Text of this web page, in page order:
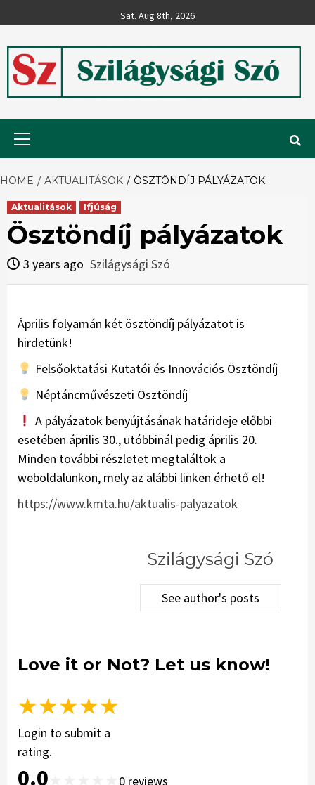
to
Sat. Aug 8th, 2026
Szilágysági
Szó
HOME AKTUALITÁSOK ÖSZTÖNDÍJ PÁLYÁZATOK
Aktualitások Ifjúság
Ösztöndíj pályázatok
3 years ago Szilágysági Szó
Április folyamán két ösztöndíj pályázatot is
hirdetünk!
Felsőoktatási Kutatói és Innovációs Ösztöndíj
Néptáncművészeti Ösztöndíj
A pályázatok benyújtásának határideje előbbi
esetében április 30., utóbbinál pedig április 20.
Minden további részletet megtaláltok a
weboldalunkon, mely az alábbi linken érhető el!
https://www.kmta.hu/aktualis-palyazatok
Szilágysági Szó
See author's posts
Love it or Not? Let us know!
★★★★★
Login to submit a
rating.
0.0 0 reviews